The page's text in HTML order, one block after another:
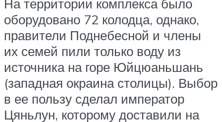
На территории комплекса было
оборудовано 72 колодца, однако,
правители Поднебесной и члены
их семей пили только воду из
источника на горе Юйцюаньшань
(западная окраина столицы). Выбор
в ее пользу сделал император
Цяньлун, которому доставили на